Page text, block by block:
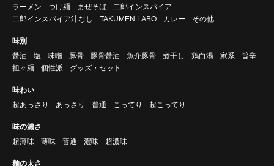
ラーメン
つけ麺 まぜそば
二郎インスパイア
二郎インスパイア汁なし
TAKUMEN LABO カレー その他
味別
醤油
塩 味噌 豚骨 豚骨醤油 魚介豚骨 煮干し 鶏白湯 家系
旨辛
担々麺
個性派 グッズ・セット
味わい
超あっさり
あっさり 普通 こってり 超こってり
味の濃さ
超薄味
薄味 普通 濃味 超濃味
麺の太さ